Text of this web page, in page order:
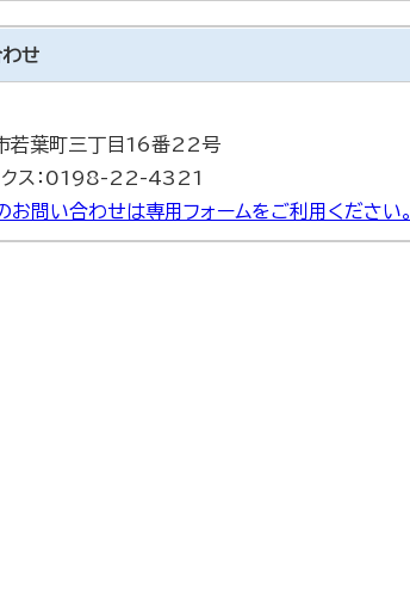
せ
葉町三丁目16番22号
ス：0198-22-4321
問い合わせは専用フォームをご利用ください。